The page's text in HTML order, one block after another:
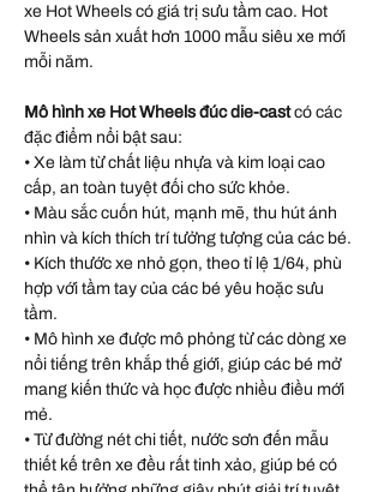
xe Hot Wheels có giá trị sưu tầm cao. Hot
Wheels sản xuất hơn 1000 mẫu siêu xe mới
mỗi năm.
Mô hình xe Hot Wheels đúc die-castcó các
đặc điểm nổi bật sau:
• Xe làm từ chất liệu nhựa và kim loại cao
cấp, an toàn tuyệt đối cho sức khỏe.
• Màu sắc cuốn hút, mạnh mẽ, thu hút ánh
nhìn và kích thích trí tưởng tượng của các bé.
• Kích thước xe nhỏ gọn, theo tỉ lệ 1/64, phù
hợp với tầm tay của các bé yêu hoặc sưu
tầm.
• Mô hình xe được mô phỏng từ các dòng xe
nổi tiếng trên khắp thế giới, giúp các bé mở
mang kiến thức và học được nhiều điều mới
mẻ.
• Từ đường nét chi tiết, nước sơn đến mẫu
thiết kế trên xe đều rất tinh xảo, giúp bé có